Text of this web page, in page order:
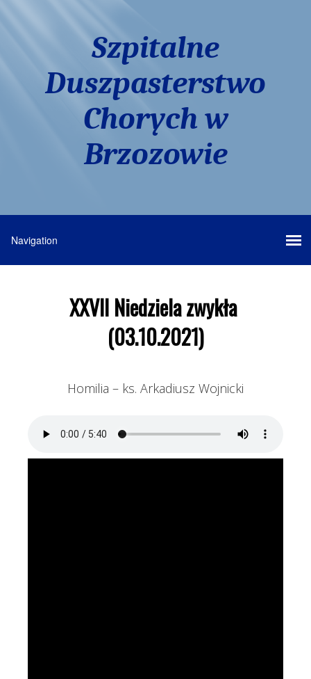
Szpitalne
Duszpasterstwo
Chorych w
Brzozowie
XXVII Niedziela zwykła
(03.10.2021)
Homilia – ks. Arkadiusz Wojnicki